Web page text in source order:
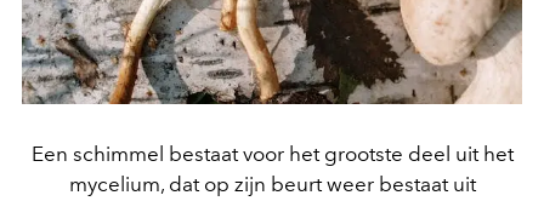
Een schimmel bestaat voor het grootste deel uit het
mycelium, dat op zijn beurt weer bestaat uit